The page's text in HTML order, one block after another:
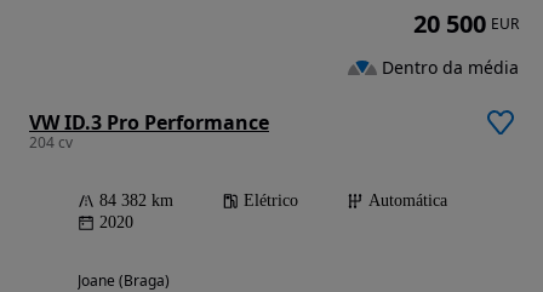
VW ID.3 Pro Performance
204 cv
84 382 km Elétrico
Automática
2020
Joane (Braga)
20 500 EUR
Dentro da média